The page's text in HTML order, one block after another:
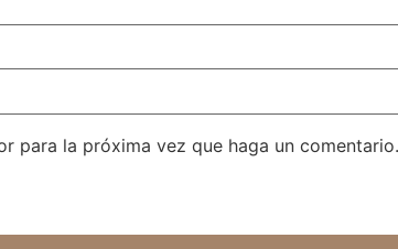
para la próxima vez que haga un comentario.